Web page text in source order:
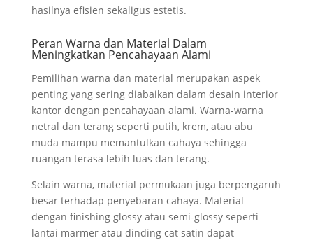
hasilnya efisien sekaligus estetis.
Peran Warna dan Material Dalam
Meningkatkan Pencahayaan Alami
Pemilihan warna dan material merupakan aspek
penting yang sering diabaikan dalam desain interior
kantor dengan pencahayaan alami. Warna-warna
netral dan terang seperti putih, krem, atau abu
muda mampu memantulkan cahaya sehingga
ruangan terasa lebih luas dan terang.
Selain warna, material permukaan juga berpengaruh
besar terhadap penyebaran cahaya. Material
dengan finishing glossy atau semi-glossy seperti
lantai marmer atau dinding cat satin dapat